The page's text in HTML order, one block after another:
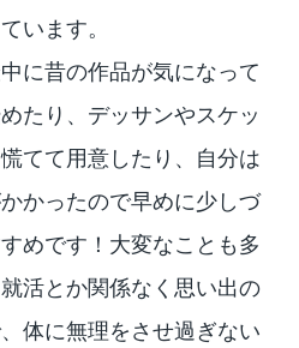
います。
に昔の作品が気になって
たり、デッサンやスケッ
てて用意したり、自分は
かったので早めに少しづ
めです！大変なことも多
活とか関係なく思い出の
体に無理をさせ過ぎない